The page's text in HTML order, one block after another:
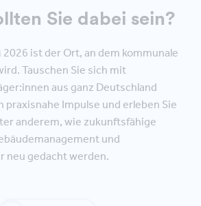
Sie dabei sein?
2026 ist der Ort, an dem kommunale
Tauschen Sie sich mit
aus ganz Deutschland
praxisnahe Impulse und erleben Sie
anderem, wie zukunftsfähige
und
neu gedacht werden.